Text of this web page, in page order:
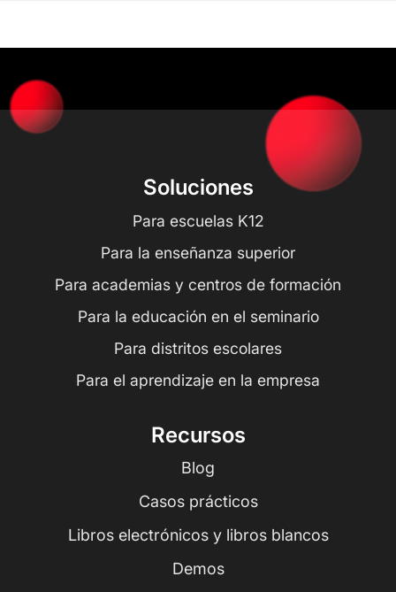
Soluciones
Para escuelas K12
Para la enseñanza superior
Para academias y centros de formación
Para la educación en el seminario
Para distritos escolares
Para el aprendizaje en la empresa
Recursos
Blog
Casos prácticos
Libros electrónicos y libros blancos
Demos